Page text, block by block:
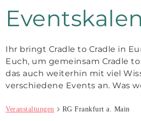
Ihr bringt Cradle to Cradle in
Euch, um gemeinsam Cradle
das auch weiterhin mit viel
verschiedene Events an. Was
Veranstaltungen RG Frankfurt a. Main